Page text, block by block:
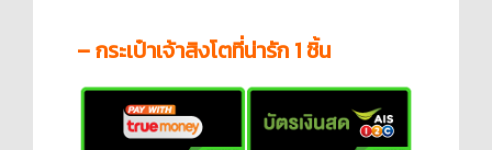
– กระเป๋าเจ้าสิงโตที่น่ารัก 1 ชิ้น